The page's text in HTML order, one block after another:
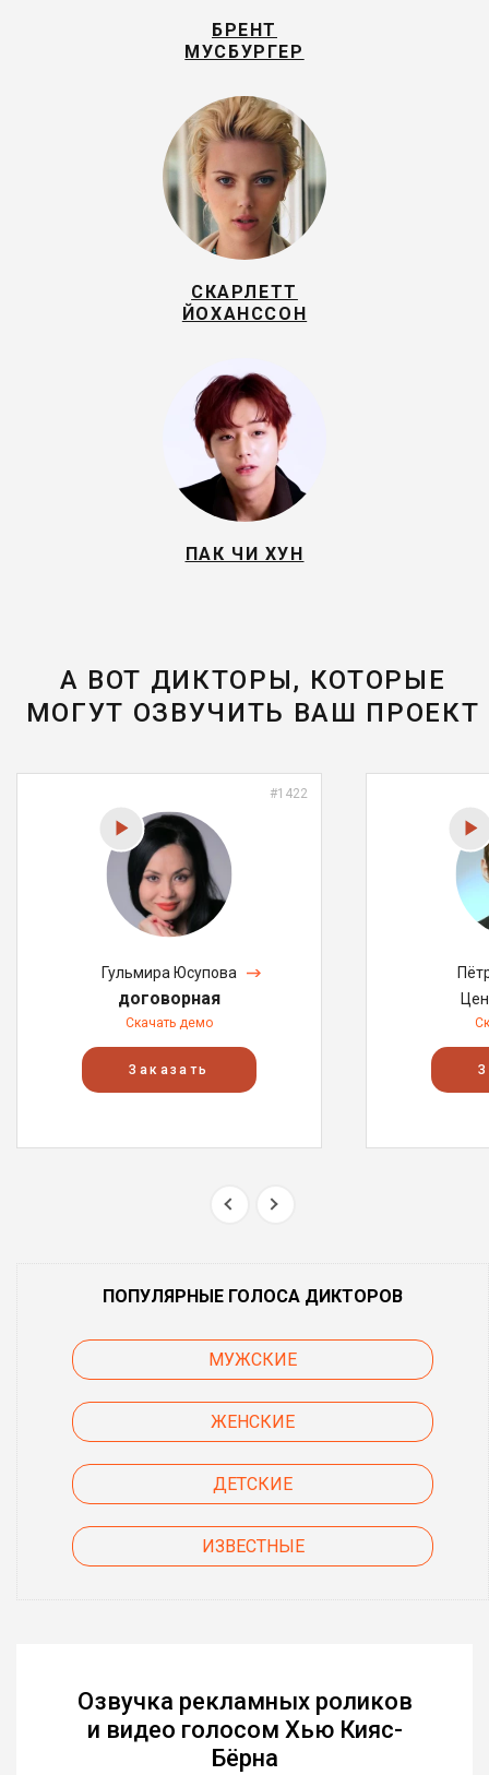
БРЕНТ
МУСБУРГЕР
СКАРЛЕТТ
ЙОХАНССОН
ПАК ЧИ ХУН
А ВОТ ДИКТОРЫ, КОТОРЫЕ
МОГУТ ОЗВУЧИТЬ ВАШ ПРОЕКТ
#1422
Гульмира Юсупова
договорная
Скачать демо
Заказать
ПОПУЛЯРНЫЕ ГОЛОСА ДИКТОРОВ
МУЖСКИЕ
ЖЕНСКИЕ
ДЕТСКИЕ
ИЗВЕСТНЫЕ
Озвучка рекламных роликов
и видео голосом Хью Кияс-
Бёрна